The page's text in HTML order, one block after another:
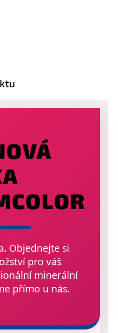
Objednejte si
pro váš
minerální
přímo u nás.